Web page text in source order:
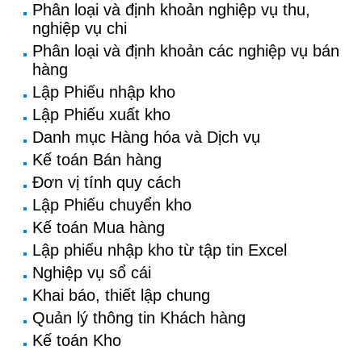
Phân loại và định khoản nghiệp vụ thu,
nghiệp vụ chi
Phân loại và định khoản các nghiệp vụ bán
hàng
Lập Phiếu nhập kho
Lập Phiếu xuất kho
Danh mục Hàng hóa và Dịch vụ
Kế toán Bán hàng
Đơn vị tính quy cách
Lập Phiếu chuyển kho
Kế toán Mua hàng
Lập phiếu nhập kho từ tập tin Excel
Nghiệp vụ sổ cái
Khai báo, thiết lập chung
Quản lý thông tin Khách hàng
Kế toán Kho